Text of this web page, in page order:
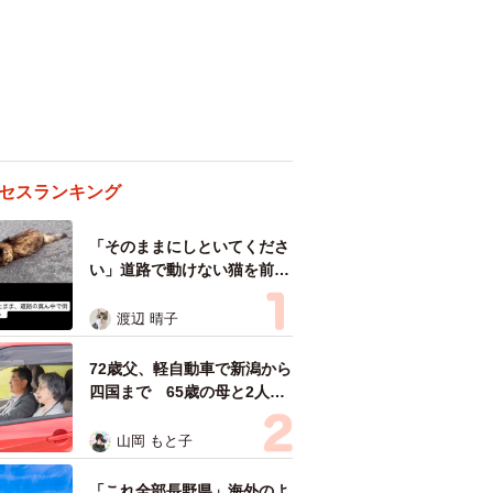
スランキング
「そのままにしといてくださ
い」道路で動けない猫を前に
返された一言… 懸命に生き
ようとした4日間 「命の重
さはみんな同じ」保護団体代
表の訴え
渡辺 晴子
72歳父、軽自動車で新潟から
四国まで 65歳の母と2人で
3泊4日の旅 パーキングの休
憩まで分刻み… 「大学生で
も組まねえよ！」
山岡 もと子